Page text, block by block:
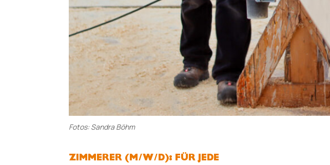
Fotos: Sandra Böhm
ZIMMERER (M/W/D): FÜR JEDE